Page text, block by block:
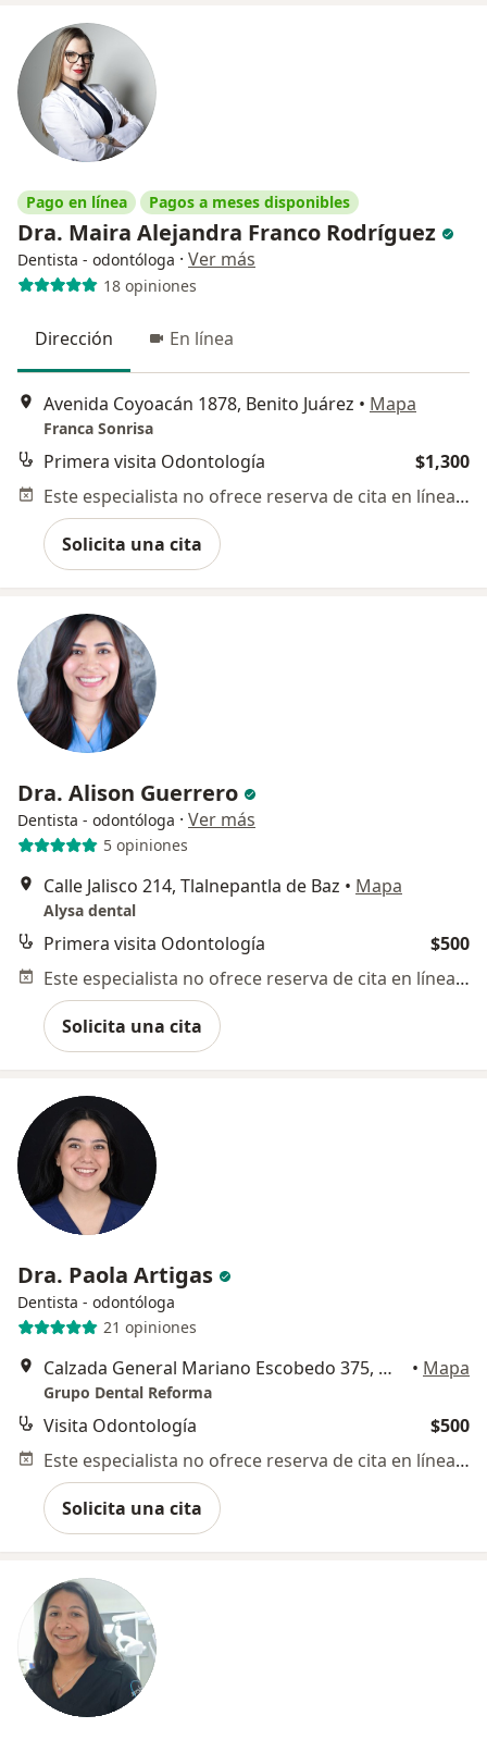
Pago en línea Pagos a meses disponibles
Dra. Maira Alejandra Franco Rodríguez
Dentista - odontóloga · Ver más
18 opiniones
Dirección En línea
Avenida Coyoacán 1878, Benito Juárez • Mapa
Franca Sonrisa
Primera visita Odontología
$1,300
Este especialista no ofrece reserva de cita en línea en esta dirección.
Solicita una cita
Dra. Alison Guerrero
Dentista - odontóloga · Ver más
5 opiniones
Calle Jalisco 214, Tlalnepantla de Baz • Mapa
Alysa dental
Primera visita Odontología
$500
Este especialista no ofrece reserva de cita en línea en esta dirección.
Solicita una cita
Dra. Paola Artigas
Dentista - odontóloga
21 opiniones
Calzada General Mariano Escobedo 375, Miguel Hidalgo • Mapa
Grupo Dental Reforma
Visita Odontología
$500
Este especialista no ofrece reserva de cita en línea en esta dirección.
Solicita una cita